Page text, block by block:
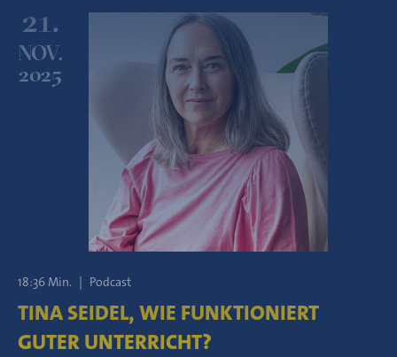
21.
NOV.
2025
18:36 Min. | Podcast
TINA SEIDEL, WIE FUNKTIONIERT
GUTER UNTERRICHT?